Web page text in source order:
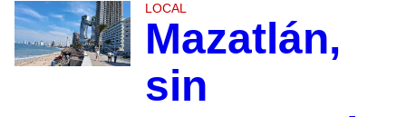
LOCAL
Mazatlán,
sin